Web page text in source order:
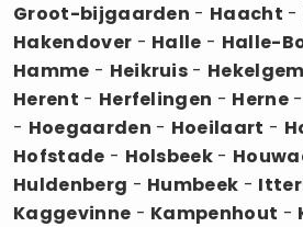
Groot-bijgaarden - Haacht -
Hakendover - Halle - Halle-
Hamme - Heikruis - Hekelgem
Herent - Herfelingen - Herne -
- Hoegaarden - Hoeilaart -
Hofstade - Holsbeek -
Huldenberg - Humbeek -
Kaggevinne - Kampenhout -